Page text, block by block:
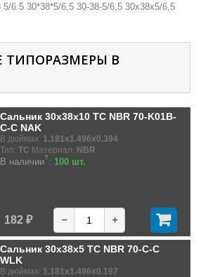
6.5 30*38*5/6,5 30-38-5/6,5 30х38х5/6,5
В
Сальник 30x38x10 TC NBR 70-K01B-
C-C NAK
В дюймах: 1.181x1.496x0.394
Тип: TC Материал: NBR
В наличии?: 100 шт.
182 ₽ − +
Сальник 30x38x5 TC NBR 70-C-C
WLK
В дюймах: 1.181x1.496x0.197